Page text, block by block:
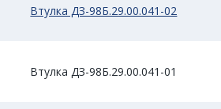
Втулка ДЗ-98Б.29.00.041-02
Втулка ДЗ-98Б.29.00.041-01